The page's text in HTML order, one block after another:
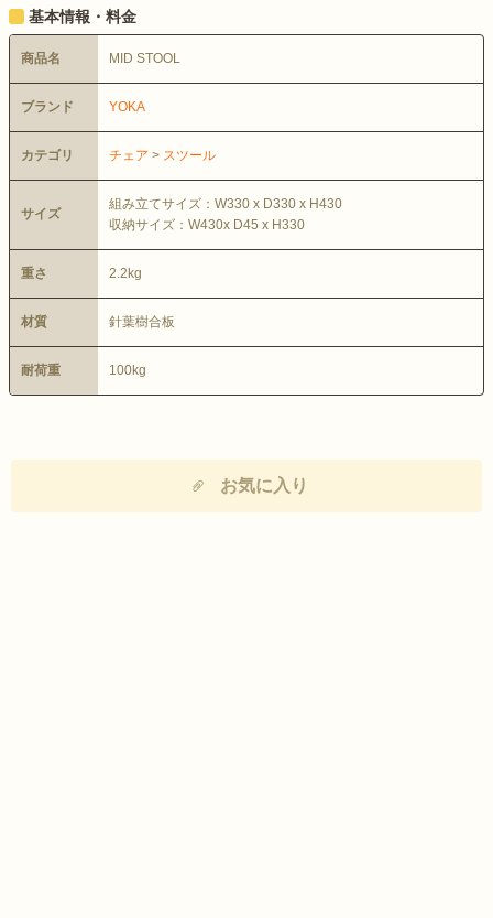
基本情報・料金
商品名 MID STOOL
ブランド YOKA
カテゴリ チェア > スツール
サイズ
組み立てサイズ：W330 x D330 x H430
収納サイズ：W430x D45 x H330
重さ 2.2kg
材質 針葉樹合板
耐荷重 100kg
お気に入り